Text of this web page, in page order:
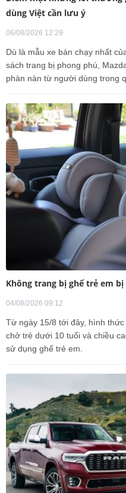
dùng Việt cần lưu ý
06/08/2026 12:29
Dù là mẫu xe bán chạy nhất
sách trang bị phong phú,
phàn nàn từ người dùng trong
Không trang bị ghế trẻ em
04/08/2026 09:12
Từ ngày 15/8 tới đây, hình
chở trẻ dưới 10 tuổi và chiều
sử dụng ghế trẻ em.